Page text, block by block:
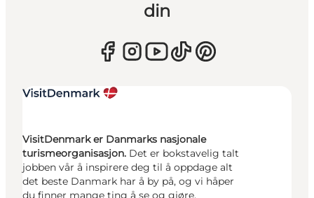
din
VisitDenmark er Danmarks nasjonale
turismeorganisasjon. Det er bokstavelig talt
jobben vår å inspirere deg til å oppdage alt
det beste Danmark har å by på, og vi håper
du finner mange ting å se og gjøre.